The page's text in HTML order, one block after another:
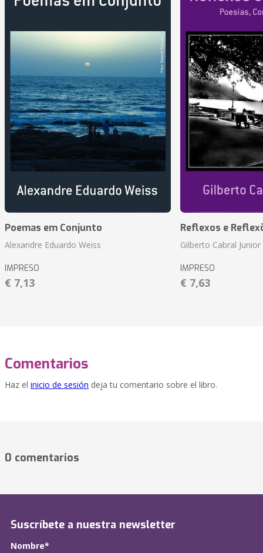
Poemas em Conjunto
Alexandre Eduardo Weiss
IMPRESO
€ 7,13
Reflexos e
Gilberto Cabral Junior
IMPRESO
€ 7,63
Comentarios
Haz el inicio de sesión deja tu comentario sobre el libro.
0 comentarios
Suscríbete a nuestra newsletter
Nombre*